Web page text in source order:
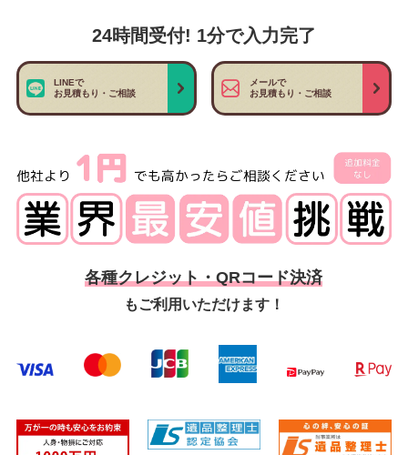
24時間受付! 1分で入力完了
LINEで
お見積もり・ご相談
メールで
お見積もり・ご相談
各種クレジット・QRコード決済
もご利用いただけます！